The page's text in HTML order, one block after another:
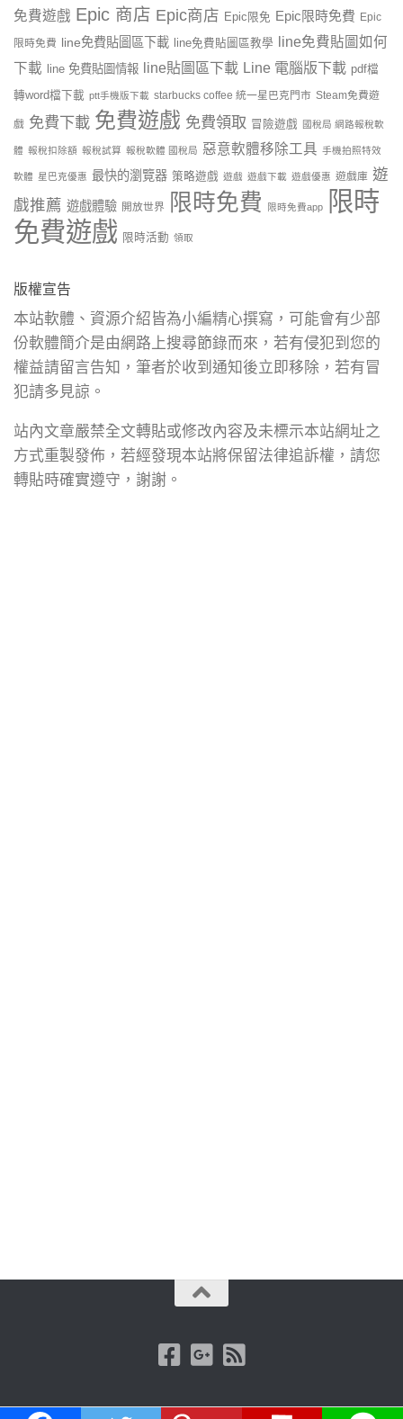
免費遊戲 Epic 商店 Epic商店 Epic限免 Epic限時免費 Epic
限時免費 line免費貼圖區下載 line免費貼圖區教學
line免費貼圖如何
下載
line 免費貼圖情報 line貼圖區下載 Line 電腦版下載 pdf檔
轉word檔下載 ptt手機版下載 starbucks coffee 統一星巴克門市 Steam免費遊
戲 免費下載 免費遊戲 免費領取 冒險遊戲 國稅局 網路報稅軟
體 報稅扣除額 報稅試算 報稅軟體 國稅局 惡意軟體移除工具 手機拍照特效
軟體 星巴克優惠 最快的瀏覽器 策略遊戲 遊戲 遊戲下載 遊戲優惠 遊戲庫 遊
戲推薦 遊戲體驗 開放世界 限時免費 限時免費app
限時
免費遊戲 限時活動 領取
版權宣告
本站軟體、資源介紹皆為小編精心撰寫，可能會有少部
份軟體簡介是由網路上搜尋節錄而來，若有侵犯到您的
權益請留言告知，筆者於收到通知後立即移除，若有冒
犯請多見諒。
站內文章嚴禁全文轉貼或修改內容及未標示本站網址之
方式重製發佈，若經發現本站將保留法律追訴權，請您
轉貼時確實遵守，謝謝。